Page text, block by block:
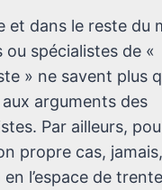
et dans le reste du
ou spécialistes de «
» ne savent plus
arguments des
Par ailleurs,
propre cas,
en l’espace de